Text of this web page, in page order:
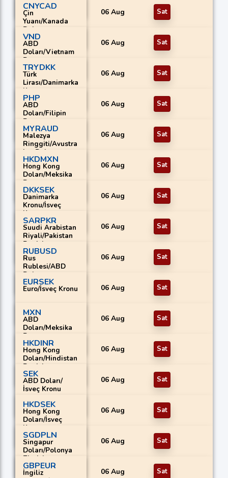
CNYCAD
Çin
Yuanı/Kanada
Doları
06 Aug Sat
VND
ABD
Doları/Vietnam
Dongu
06 Aug Sat
TRYDKK
Türk
Lirası/Danimarka
Kronu
06 Aug Sat
PHP
ABD
Doları/Filipin
Pesosu
06 Aug Sat
MYRAUD
Malezya
Ringgiti/Avustra
lya Doları
06 Aug Sat
HKDMXN
Hong Kong
Doları/Meksika
Pesosu
06 Aug Sat
DKKSEK
Danimarka
Kronu/İsveç
Kronu
06 Aug Sat
SARPKR
Suudi Arabistan
Riyali/Pakistan
Rupisi
06 Aug Sat
RUBUSD
Rus
Rublesi/ABD
Dolar
06 Aug Sat
EURSEK
Euro/İsveç Kronu 06 Aug Sat
MXN
ABD
Doları/Meksika
Pesosu
06 Aug Sat
HKDINR
Hong Kong
Doları/Hindistan
Rupisi
06 Aug Sat
SEK
ABD Doları/
İsveç Kronu
06 Aug Sat
HKDSEK
Hong Kong
Doları/İsveç
Kronu
06 Aug Sat
SGDPLN
Singapur
Doları/Polonya
Zlotisi
06 Aug Sat
GBPEUR
İngiliz
06 Aug Sat